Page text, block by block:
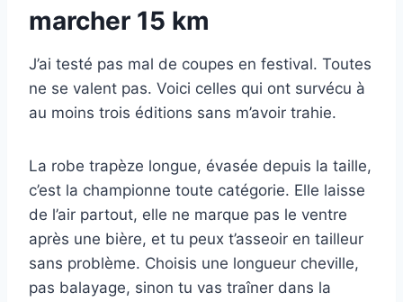
marcher 15 km
J’ai testé pas mal de coupes en festival. Toutes
ne se valent pas. Voici celles qui ont survécu à
au moins trois éditions sans m’avoir trahie.
La robe trapèze longue, évasée depuis la taille,
c’est la championne toute catégorie. Elle laisse
de l’air partout, elle ne marque pas le ventre
après une bière, et tu peux t’asseoir en tailleur
sans problème. Choisis une longueur cheville,
pas balayage, sinon tu vas traîner dans la